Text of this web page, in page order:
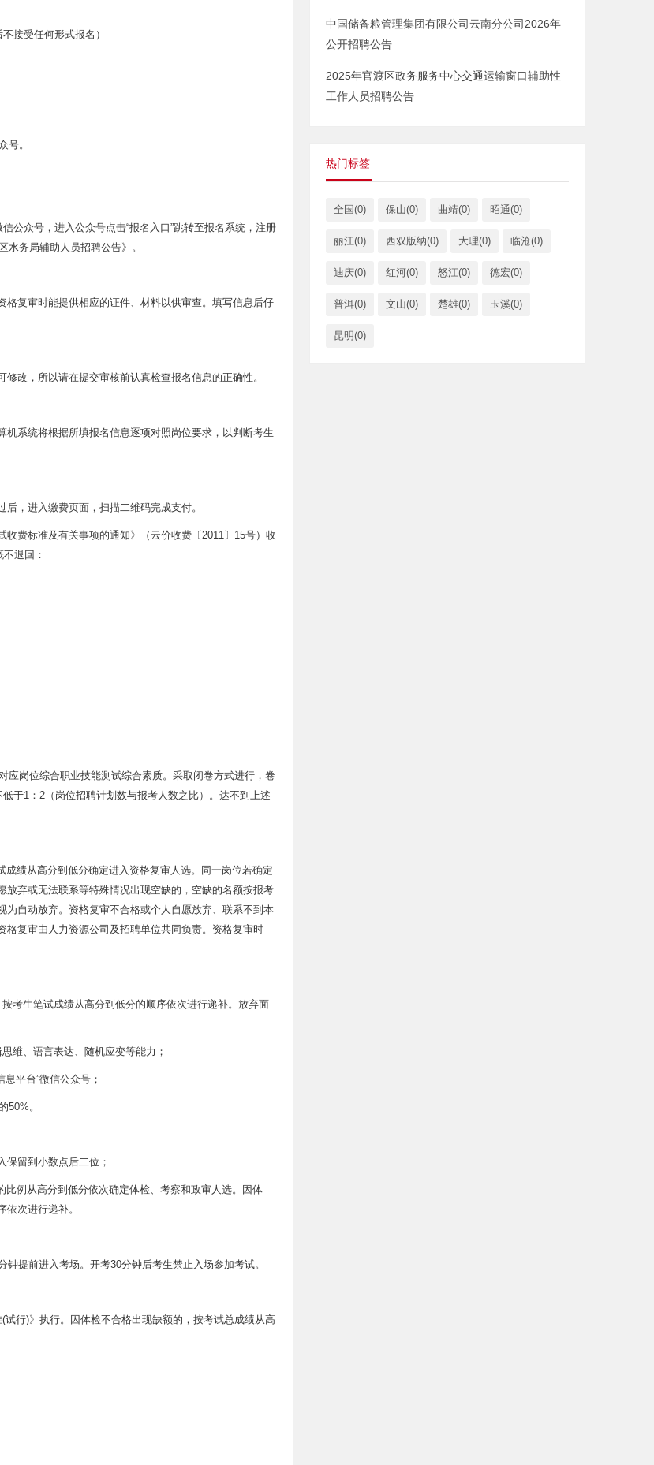
接受任何形式报名）
号。
公众号，进入公众号点击“报名入口”跳转至报名系统，注册
务局辅助人员招聘公告》。
复审时能提供相应的证件、材料以供审查。填写信息后仔
改，所以请在提交审核前认真检查报名信息的正确性。
系统将根据所填报名信息逐项对照岗位要求，以判断考生
，进入缴费页面，扫描二维码完成支付。
费标准及有关事项的通知》（云价收费〔2011〕15号）收
退回：
应岗位综合职业技能测试综合素质。采取闭卷方式进行，卷
于1：2（岗位招聘计划数与报考人数之比）。达不到上述
绩从高分到低分确定进入资格复审人选。同一岗位若确定
弃或无法联系等特殊情况出现空缺的，空缺的名额按报考
自动放弃。资格复审不合格或个人自愿放弃、联系不到本
复审由人力资源公司及招聘单位共同负责。资格复审时
考生笔试成绩从高分到低分的顺序依次进行递补。放弃面
维、语言表达、随机应变等能力；
平台”微信公众号；
50%。
保留到小数点后二位；
比例从高分到低分依次确定体检、考察和政审人选。因体
次进行递补。
提前进入考场。开考30分钟后考生禁止入场参加考试。
行)》执行。因体检不合格出现缺额的，按考试总成绩从高
中国储备粮管理集团有限公司云南分公司2026年
公开招聘公告
2025年官渡区政务服务中心交通运输窗口辅助性
工作人员招聘公告
热门标签
全国(0) 保山(0) 曲靖(0) 昭通(0)
丽江(0) 西双版纳(0) 大理(0) 临沧(0)
迪庆(0) 红河(0) 怒江(0) 德宏(0)
普洱(0) 文山(0) 楚雄(0) 玉溪(0)
昆明(0)